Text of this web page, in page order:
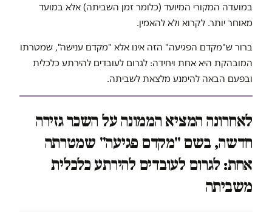
במועדה המקורי המיועד (כלומר זמן השביתה) אלא במועד
מאוחר יותר. לקרוא ולא להאמין.
ברור ש"מקדם הפגיעה" הזה אינו אלא "מקדם ענישה", שמטרתו
המובהקת היא אחת ויחידה: לגרום לעובדים להירתע כלכלית
ובפעם הבאה להימנע מלצאת לשביתה.
לאחרונה המציא הממונה על השכר גזירה
חדשה, בשם "מקדם פגיעה" שמטרתה
אחת: לגרום לעובדים להירתע כלכלית
משביתה